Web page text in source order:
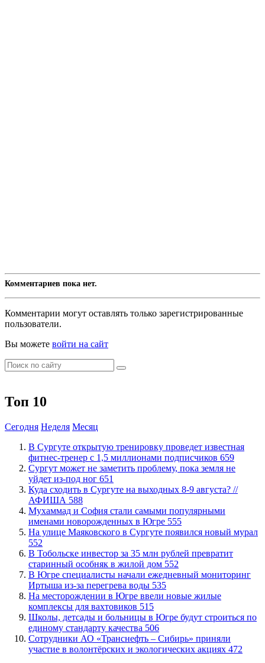
Комментариев пока нет.
Комментарии могут оставлять только зарегистрированные
пользователи.
Вы можете войти на сайт
Топ 10
Сегодня Неделя Месяц
В Сургуте открытую тренировку проведет известная
фитнес-тренер с 1,5 миллионами подписчиков 659
Сургут может не заметить проблему, пока земля не
уйдет из-под ног 651
​Куда сходить в Сургуте на выходных 8-9 августа? //
АФИША 588
​Мухаммад и София стали самыми популярными
именами новорожденных в Югре 555
​На улице Маяковского в Сургуте появился новый мурал
552
В Тобольске инвестор за 35 млн рублей превратит
старинный особняк в жилой дом 552
В Югре специалисты начали ежедневный мониторинг
Иртыша из-за перегрева воды 535
​На месторождении в Югре ввели новые жилые
комплексы для вахтовиков 515
Школы, детсады и больницы в Югре будут строиться по
единому стандарту качества 506
Сотрудники АО «Транснефть – Сибирь» приняли
участие в волонтёрских и экологических акциях 472